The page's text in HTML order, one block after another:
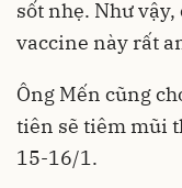
sốt nhẹ. Như
vaccine này rất
Ông Mến cũng
tiên sẽ tiêm mũi
15-16/1.